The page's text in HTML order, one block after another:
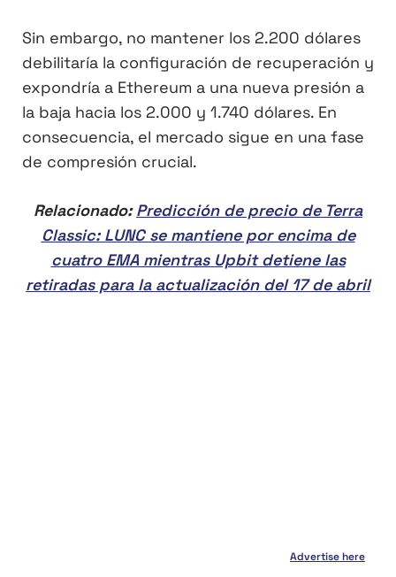
Sin embargo, no mantener los 2.200 dólares
debilitaría la configuración de recuperación y
expondría a Ethereum a una nueva presión a
la baja hacia los 2.000 y 1.740 dólares. En
consecuencia, el mercado sigue en una fase
de compresión crucial.
Relacionado:Predicción de precio de Terra
Classic: LUNC se mantiene por encima de
cuatro EMA mientras Upbit detiene las
retiradas para la actualización del 17 de abril
Advertise here